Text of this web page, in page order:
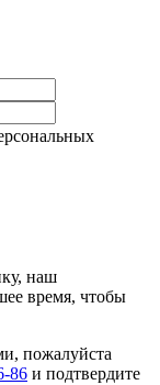
наш
время, чтобы
пожалуйста
86 и подтвердите